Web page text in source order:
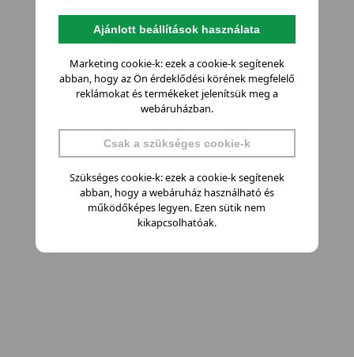
Ajánlott beállítások használata
Marketing cookie-k: ezek a cookie-k segítenek
abban, hogy az Ön érdeklődési körének megfelelő
reklámokat és termékeket jelenítsük meg a
webáruházban.
Csak a szükséges cookie-k
Szükséges cookie-k: ezek a cookie-k segítenek
abban, hogy a webáruház használható és
működőképes legyen. Ezen sütik nem
kikapcsolhatóak.